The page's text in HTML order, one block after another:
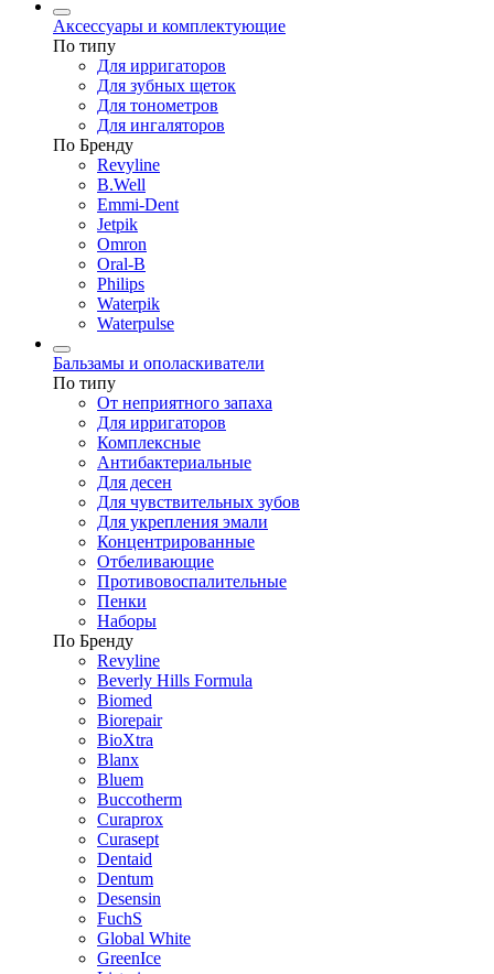
Аксессуары и комплектующие
По типу
Для ирригаторов
Для зубных щеток
Для тонометров
Для ингаляторов
По Бренду
Revyline
B.Well
Emmi-Dent
Jetpik
Omron
Oral-B
Philips
Waterpik
Waterpulse
Бальзамы и ополаскиватели
По типу
От неприятного запаха
Для ирригаторов
Комплексные
Антибактериальные
Для десен
Для чувствительных зубов
Для укрепления эмали
Концентрированные
Отбеливающие
Противовоспалительные
Пенки
Наборы
По Бренду
Revyline
Beverly Hills Formula
Biomed
Biorepair
BioXtra
Blanx
Bluem
Buccotherm
Curaprox
Curasept
Dentaid
Dentum
Desensin
FuchS
Global White
GreenIce